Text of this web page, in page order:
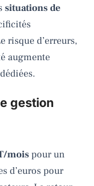
situations de
risque d’erreurs,
augmente
gestion
moispour un
d’euros pour